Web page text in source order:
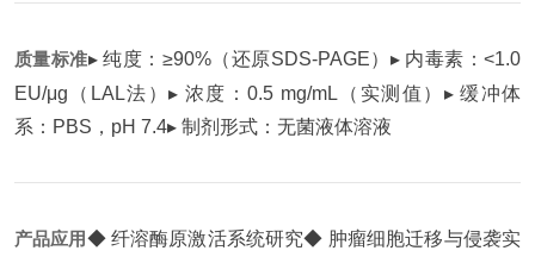
质量标准▸ 纯度：≥90%（还原SDS-PAGE） ▸ 内毒素：<1.0
EU/μg（LAL法）▸ 浓度：0.5 mg/mL（实测值） ▸ 缓冲体
系：PBS，pH 7.4▸ 制剂形式：无菌液体溶液
产品应用◆ 纤溶酶原激活系统研究◆ 肿瘤细胞迁移与侵袭实